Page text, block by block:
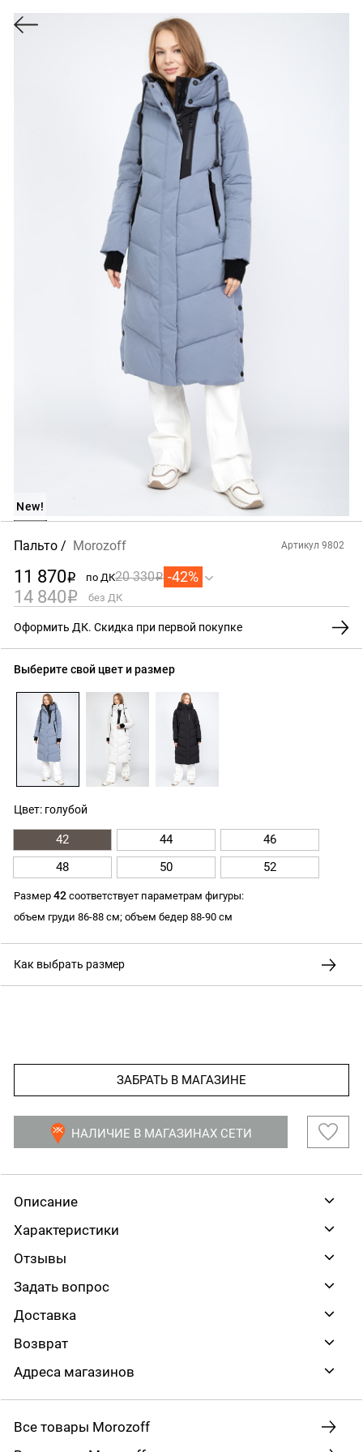
New!
Пальто Morozoff Артикул 9802
11 870i по ДК20 330i -42%
14 840i без ДК
Оформить ДК. Скидка при первой покупке
Выберите свой цвет и размер
Цвет: голубой
42 44
46
48
50 52
Размер 42 соответствует параметрам фигуры:
объем груди 86-88 см; объем бедер 88-90 см
Как выбрать размер
ЗАБРАТЬ В МАГАЗИНЕ
НАЛИЧИЕ В МАГАЗИНАХ СЕТИ
Описание
Характеристики
Отзывы
Задать вопрос
Доставка
Возврат
Адреса магазинов
Все товары Morozoff